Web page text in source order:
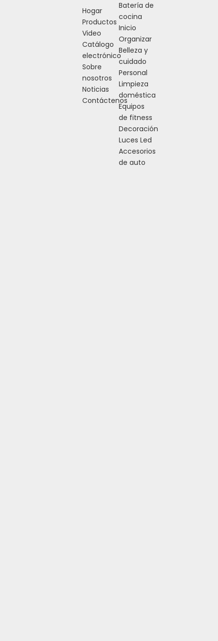
Hogar
Productos
Video
Catálogo
electrónico
Sobre
nosotros
Noticias
Contáctenos
Batería de
cocina
Inicio
Organizar
Belleza y
cuidado
Personal
Limpieza
doméstica
Equipos
de fitness
Decoración
Luces Led
Accesorios
de auto